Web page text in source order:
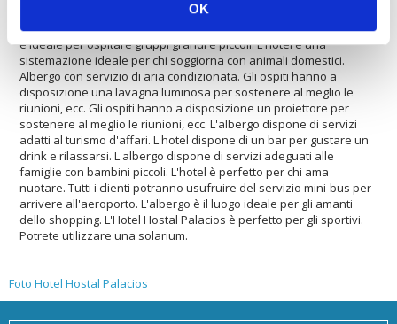
OK
noleggio auto. A vostra disposizione troverete un parcheggio
interno per lasciare l'automobile in condizioni di sicurezza. L'hotel
è ideale per ospitare gruppi grandi e piccoli. L'hotel è una
sistemazione ideale per chi soggiorna con animali domestici.
Albergo con servizio di aria condizionata. Gli ospiti hanno a
disposizione una lavagna luminosa per sostenere al meglio le
riunioni, ecc. Gli ospiti hanno a disposizione un proiettore per
sostenere al meglio le riunioni, ecc. L'albergo dispone di servizi
adatti al turismo d'affari. L'hotel dispone di un bar per gustare un
drink e rilassarsi. L'albergo dispone di servizi adeguati alle
famiglie con bambini piccoli. L'hotel è perfetto per chi ama
nuotare. Tutti i clienti potranno usufruire del servizio mini-bus per
arrivere all'aeroporto. L'albergo è il luogo ideale per gli amanti
dello shopping. L'Hotel Hostal Palacios è perfetto per gli sportivi.
Potrete utilizzare una solarium.
Foto Hotel Hostal Palacios